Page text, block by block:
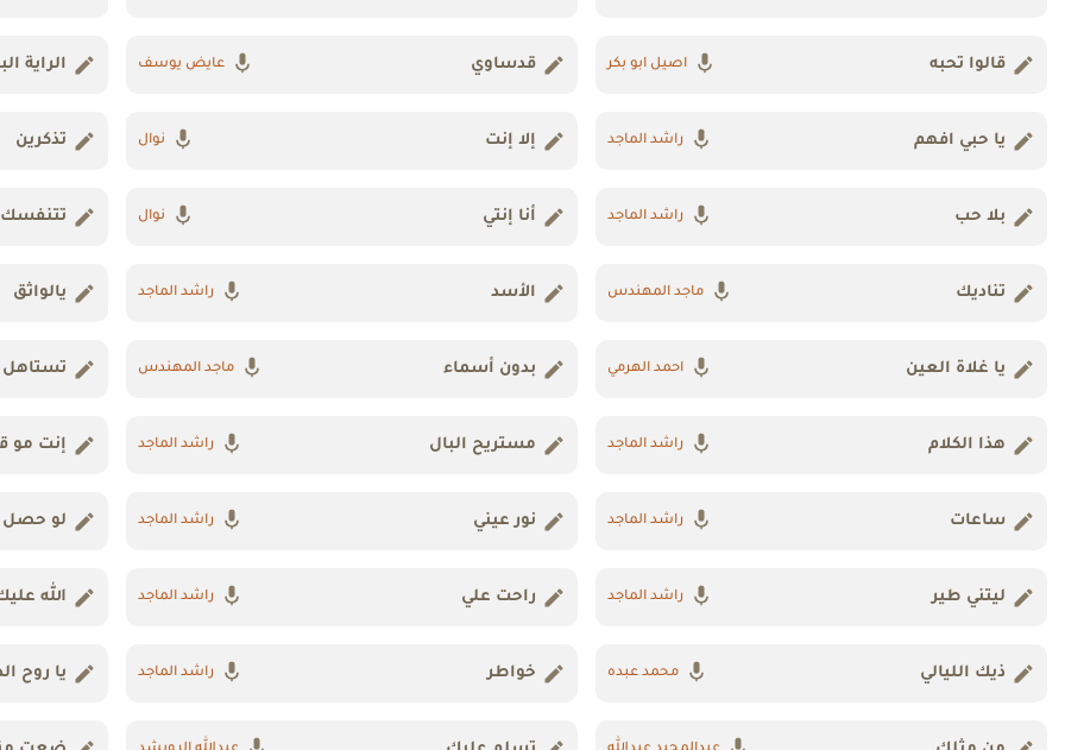
قالوا تحبه اصيل ابو بكر قدساوي عايض يوسف الراية
يا حبي افهم راشد الماجد إلا إنت نوال تذكرين
بلا حب راشد الماجد أنا إنتي نوال تتنفسك
تناديك ماجد المهندس الأسد راشد الماجد يالواثق
يا غلاة العين احمد الهرمي بدون أسماء ماجد المهندس تستاهل
هذا الكلام راشد الماجد مستريح البال راشد الماجد إنت مو
ساعات راشد الماجد نور عيني راشد الماجد لو حصل
ليتني طير راشد الماجد راحت علي راشد الماجد الله
ذيك الليالي محمد عبده خواطر راشد الماجد يا روح